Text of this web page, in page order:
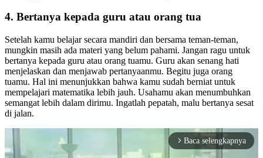
4. Bertanya kepada guru atau orang tua
Setelah kamu belajar secara mandiri dan bersama teman-teman,
mungkin masih ada materi yang belum pahami. Jangan ragu untuk
bertanya kepada guru atau orang tuamu. Guru akan senang hati
menjelaskan dan menjawab pertanyaanmu. Begitu juga orang
tuamu. Hal ini menunjukkan bahwa kamu sudah berniat untuk
mempelajari matematika lebih jauh. Usahamu akan menumbuhkan
semangat lebih dalam dirimu. Ingatlah pepatah, malu bertanya sesat
di jalan.
arrow_forward_ios Baca selengkapnya